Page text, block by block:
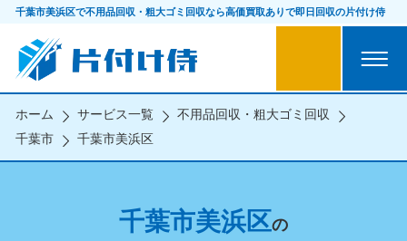
千葉市美浜区で不用品回収・粗大ゴミ回収なら高価買取ありで即日回収の片付け侍
ホーム サービス一覧
不用品回収・粗大ゴミ回収
千葉市
千葉市美浜区
千葉市美浜区の